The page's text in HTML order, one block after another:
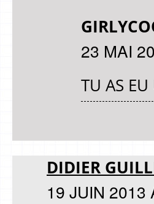
23 MAI
TU AS EU
DIDIER
19 JUIN 2013